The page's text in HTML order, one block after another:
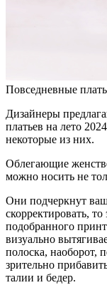
Повседневные
Дизайнеры
платьев на лето
некоторые из них.
Облегающие
можно носить не
Они подчеркнут
скорректировать,
подобранного
визуально
полоска, наоборот,
зрительно
талии и бедер.